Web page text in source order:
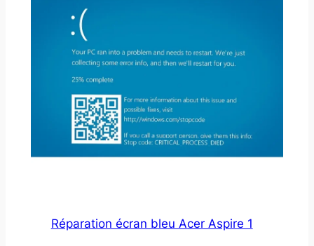
Réparation écran bleu Acer Aspire 1